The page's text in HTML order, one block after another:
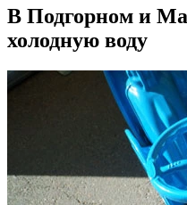
В Подгорном и
холодную воду